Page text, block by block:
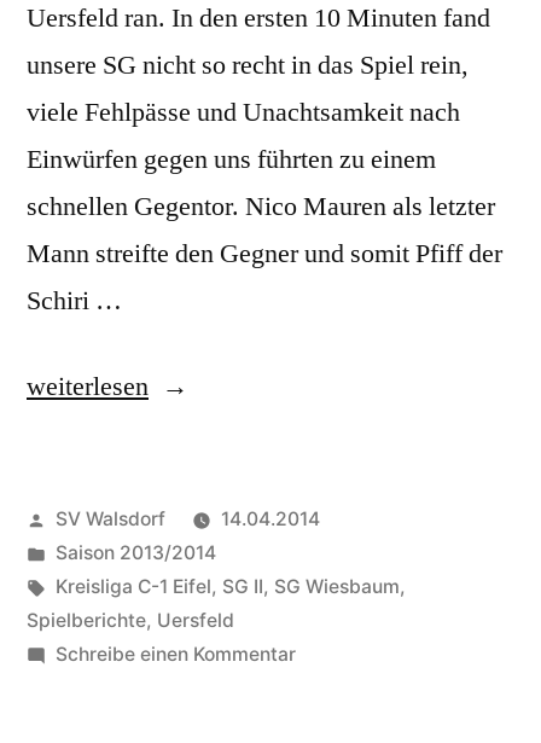
Uersfeld ran. In den ersten 10 Minuten fand
unsere SG nicht so recht in das Spiel rein,
viele Fehlpässe und Unachtsamkeit nach
Einwürfen gegen uns führten zu einem
schnellen Gegentor. Nico Mauren als letzter
Mann streifte den Gegner und somit Pfiff der
Schiri …
„SG
zerlegt
die
SPVGG
Uersfeld
weiterlesen
Veröffentlicht
von
SV Walsdorf
14.04.2014
Veröffentlicht
in
Saison 2013/2014
Schlagwörter:
Kreisliga C-1 Eifel, SG II, SG Wiesbaum,
Spielberichte, Uersfeld
Schreibe einen Kommentarzu